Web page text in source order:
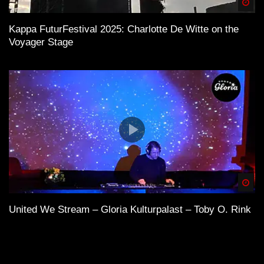
Kappa FuturFestival 2025: Charlotte De Witte on the
Voyager Stage
United We Stream – Gloria Kulturpalast – Toby O. Rink